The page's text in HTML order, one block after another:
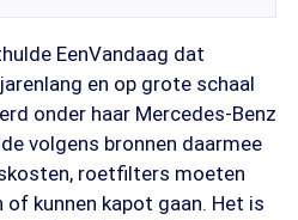
EenVandaag dat
en op grote schaal
onder haar Mercedes-Benz
volgens bronnen daarmee
roetfilters moeten
kunnen kapot gaan. Het is